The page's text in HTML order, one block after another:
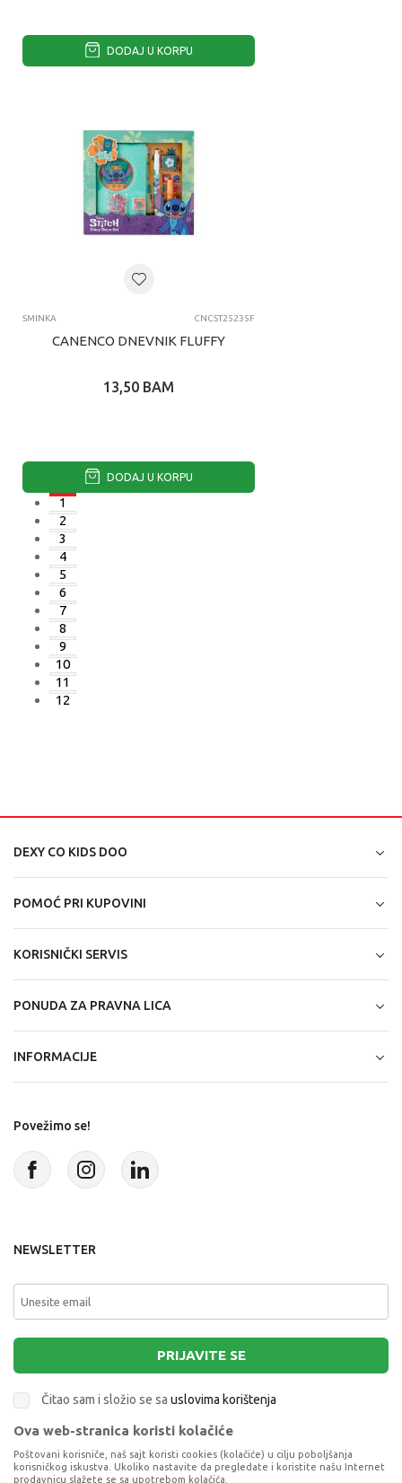
DODAJ U KORPU
SMINKA CNCST25235F
CANENCO DNEVNIK FLUFFY
13,50 BAM
DODAJ U KORPU
1
2
3
4
5
6
7
8
9
10
11
12
DEXY CO KIDS DOO
POMOĆ PRI KUPOVINI
KORISNIČKI SERVIS
PONUDA ZA PRAVNA LICA
INFORMACIJE
Povežimo se!
NEWSLETTER
PRIJAVITE SE
Čitao sam i složio se sa uslovima korištenja
This site is protected by reCAPTCHA and the Google
Terms of Serviceapply.
Ova web-stranica koristi kolačiće
Poštovani korisniče, naš sajt koristi cookies (kolačiće) u cilju poboljšanja
korisničkog iskustva. Ukoliko nastavite da pregledate i koristite našu Internet
prodavnicu slažete se sa upotrebom kolačića.